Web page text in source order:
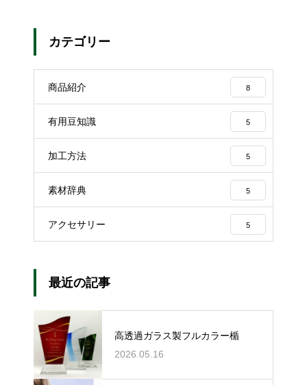
カテゴリー
商品紹介 8
有用豆知識 5
加工方法 5
素材辞典 5
アクセサリー 5
最近の記事
高透過ガラス製フルカラー楯
2026.05.16